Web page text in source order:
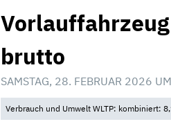
brutto
SAMSTAG, 28. FEBRUAR 2026
Verbrauch und Umwelt WLTP: kombiniert: